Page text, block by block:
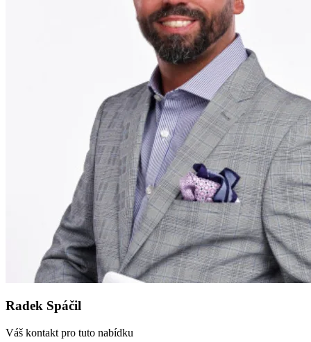
Radek Spáčil
Váš kontakt pro tuto nabídku